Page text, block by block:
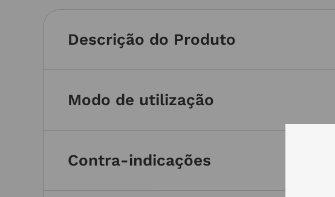
Descrição do Produto
Modo de utilização
Contra-indicações